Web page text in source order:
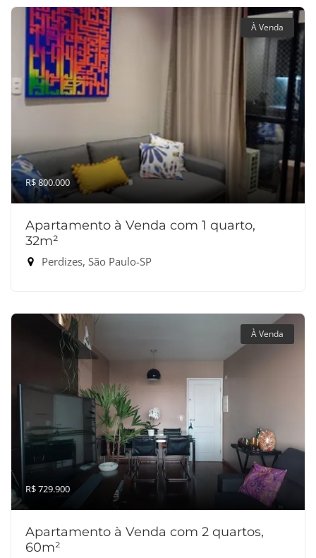
À Venda
R$ 800.000
Apartamento à Venda com 1 quarto,
32m²
Perdizes, São Paulo-SP
À Venda
R$ 729.900
Apartamento à Venda com 2 quartos,
60m²